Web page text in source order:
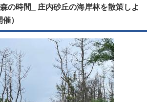
の時間_ 庄内砂丘の海岸林を散策しよ
）